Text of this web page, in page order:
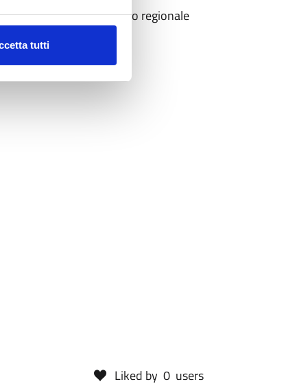
tutti
fattori che il governo regionale
Liked by 0 users